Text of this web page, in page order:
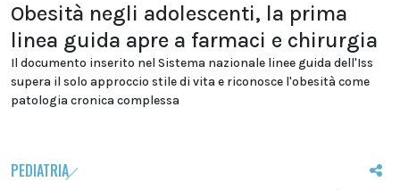
Obesità negli adolescenti, la prima
linea guida apre a farmaci e chirurgia
Il documento inserito nel Sistema nazionale linee guida dell'Iss
supera il solo approccio stile di vita e riconosce l'obesità come
patologia cronica complessa
PEDIATRIA